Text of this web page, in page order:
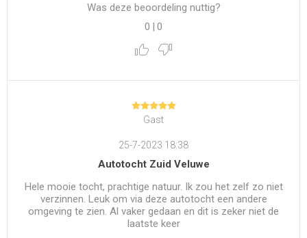
Was deze beoordeling nuttig?
0 | 0
Gast
25-7-2023 18:38
Autotocht Zuid Veluwe
Hele mooie tocht, prachtige natuur. Ik zou het zelf zo niet
verzinnen. Leuk om via deze autotocht een andere
omgeving te zien. Al vaker gedaan en dit is zeker niet de
laatste keer